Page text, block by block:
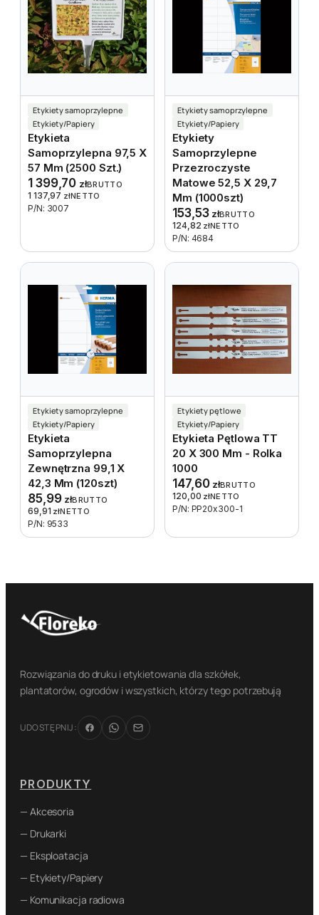
Etykiety samoprzylepne
Etykiety/Papiery
Etykieta
Samoprzylepna 97,5 X
57 Mm (2500 Szt.)
1 399,70 złBRUTTO
1 137,97 złNETTO
P/N: 3007
Etykiety samoprzylepne
Etykiety/Papiery
Etykiety
Samoprzylepne
Przezroczyste
Matowe 52,5 X 29,7
Mm (1000szt)
153,53 złBRUTTO
124,82 złNETTO
P/N: 4684
Etykiety samoprzylepne
Etykiety/Papiery
Etykieta
Samoprzylepna
Zewnętrzna 99,1 X
42,3 Mm (120szt)
85,99 złBRUTTO
69,91 złNETTO
P/N: 9533
Etykiety pętlowe
Etykiety/Papiery
Etykieta Pętlowa TT
20 X 300 Mm - Rolka
1000
147,60 złBRUTTO
120,00 złNETTO
P/N: PP20x300-1
Rozwiązania do druku i etykietowania dla szkółek,
plantatorów, ogrodów i wszystkich, którzy tego potrzebują
UDOSTĘPNIJ:
PRODUKTY
— Akcesoria
— Drukarki
— Eksploatacja
— Etykiety/Papiery
— Komunikacja radiowa